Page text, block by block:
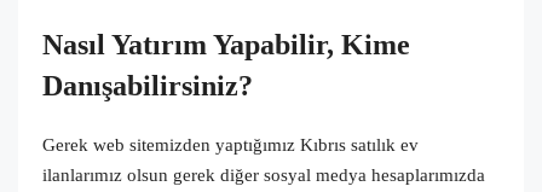
Nasıl Yatırım Yapabilir, Kime
Danışabilirsiniz?
Gerek web sitemizden yaptığımız Kıbrıs satılık ev
ilanlarımız olsun gerek diğer sosyal medya hesaplarımızda